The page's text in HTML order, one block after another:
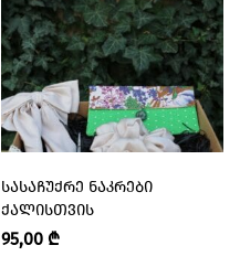
ᲡᲐᲡᲐᲩᲣᲥᲠᲔ ᲜᲐᲙᲠᲔᲑᲘ
ᲥᲐᲚᲘᲡᲗᲕᲘᲡ
95,00 ₾